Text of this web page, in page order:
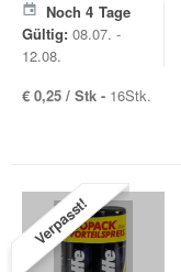
Noch 4 Tage
Gültig: 08.07. -
12.08.
€ 0,25 / Stk - 16Stk.
Verpasst!